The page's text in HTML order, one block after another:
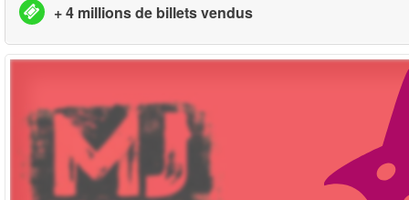
+ 4 millions de billets vendus